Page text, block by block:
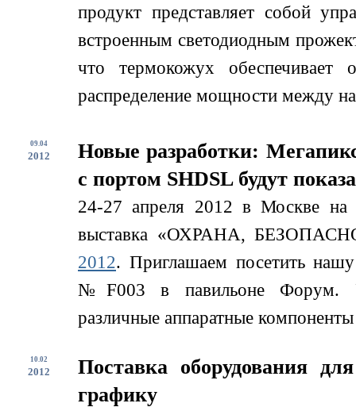
продукт представляет собой
встроенным светодиодным
что термокожух обеспечивает
распределение мощности между
09.04
2012
Новые разработки:
с портом SHDSL будут
24-27 апреля 2012 в Москве на
выставка «ОХРАНА,
2012. Приглашаем посетить нашу
№F003 в павильоне Форум.
различные аппаратные
10.02
2012
Поставка оборудования
графику